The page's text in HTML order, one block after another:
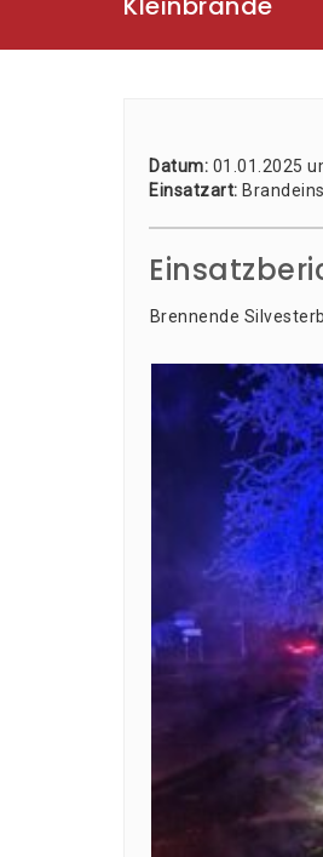
Datum: 01.01.2025
Ein­satz­art:
⁠Bren­nen­de